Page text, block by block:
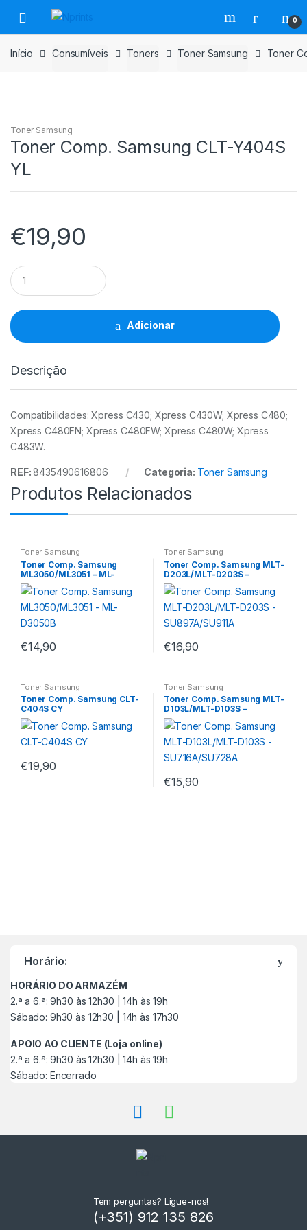
para
navegação
para
o
conteúdo
0
Início Consumíveis Toners Toner Samsung Toner
Toner Samsung
Toner Comp. Samsung CLT-Y404S
YL
€19,90
Toner
Comp.
Samsung
CLT-
Y404S
YL
quantidade
Adicionar
Descrição
Compatibilidades: Xpress C430; Xpress C430W; Xpress C480;
Xpress C480FN; Xpress C480FW; Xpress C480W; Xpress
C483W.
REF:8435490616806 Categoria: Toner Samsung
Produtos Relacionados
Toner Samsung
Toner Comp. Samsung
ML3050/ML3051 – ML-
D3050B
€14,90
Toner Samsung
Toner Comp. Samsung MLT-
D203L/MLT-D203S –
SU897A/SU911A
€16,90
Toner Samsung
Toner Comp. Samsung CLT-
C404S CY
€19,90
Toner Samsung
Toner Comp. Samsung MLT-
D103L/MLT-D103S –
SU716A/SU728A
€15,90
r
Horário:
HORÁRIO DO ARMAZÉM
2.ª a 6.ª: 9h30 às 12h30 | 14h às 19h
Sábado: 9h30 às 12h30 | 14h às 17h30
APOIO AO CLIENTE (Loja online)
2.ª a 6.ª: 9h30 às 12h30 | 14h às 19h
Sábado: Encerrado
Tem perguntas? Ligue-nos!
(+351) 912 135 826